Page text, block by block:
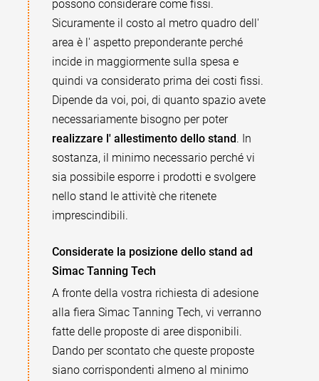
possono considerare come fissi.
Sicuramente il costo al metro quadro dell'
area è l' aspetto preponderante perché
incide in maggiormente sulla spesa e
quindi va considerato prima dei costi fissi.
Dipende da voi, poi, di quanto spazio avete
necessariamente bisogno per poter
realizzare l' allestimento dello stand. In
sostanza, il minimo necessario perché vi
sia possibile esporre i prodotti e svolgere
nello stand le attivitè che ritenete
imprescindibili.
Considerate la posizione dello stand ad
Simac Tanning Tech
A fronte della vostra richiesta di adesione
alla fiera Simac Tanning Tech, vi verranno
fatte delle proposte di aree disponibili.
Dando per scontato che queste proposte
siano corrispondenti almeno al minimo